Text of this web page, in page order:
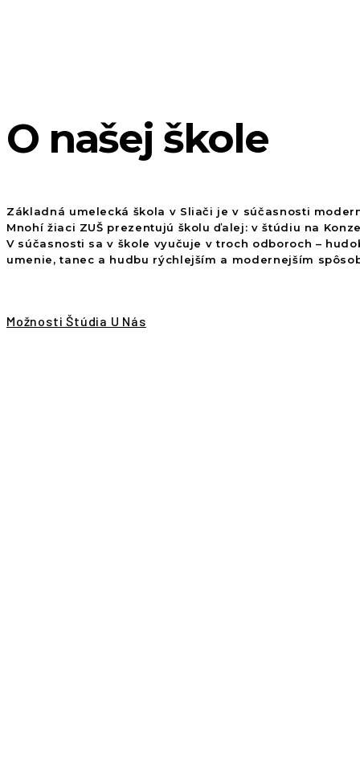
O našej škole
Základná umelecká škola v Sliači je v súčasnosti
Mnohí žiaci ZUŠ prezentujú školu ďalej: v štúdiu na
V súčasnosti sa v škole vyučuje v troch odboroch –
umenie, tanec a hudbu rýchlejším a modernejším
Možnosti Štúdia U Nás